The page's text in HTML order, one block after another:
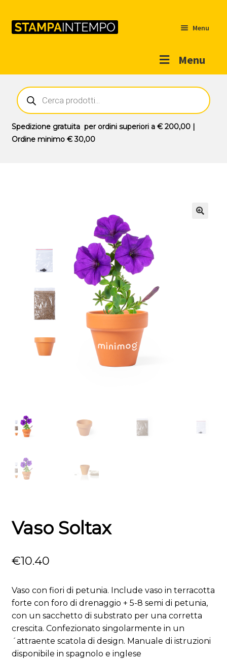
Menu
Menu
Outlet
Prodotti
Novità
Ricerca
prodotti
Spedizione gratuitaper ordini superiori a € 200,00|
Ordine minimo € 30,00
Vaso Soltax
€10.40
Vaso con fiori di petunia. Include vaso in terracotta
forte con foro di drenaggio + 5-8 semi di petunia,
con un sacchetto di substrato per una corretta
crescita. Confezionato singolarmente in un
´attraente scatola di design. Manuale di istruzioni
disponibile in spagnolo e inglese